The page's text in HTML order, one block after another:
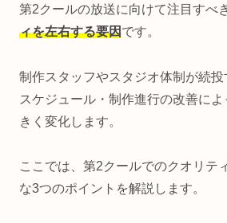
第2クールの放送に向けて注目すべ
ィを左右する要因です。
制作スタッフやスタジオ体制が続投
スケジュール・制作進行の改善に
きく変化します。
ここでは、第2クールでのクオリテ
な3つのポイントを解説します。